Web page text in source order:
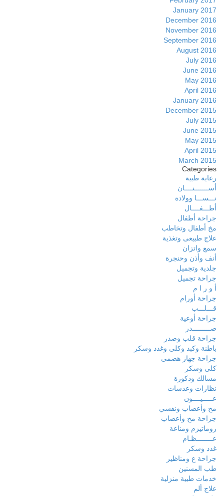
January 2017
December 2016
November 2016
September 2016
August 2016
July 2016
June 2016
May 2016
April 2016
January 2016
December 2015
July 2015
June 2015
May 2015
April 2015
March 2015
Categories
رعاية طبية
أســـــــنــــان
نـــســـا وولادة
أطـــفــــال
جراحة أطفال
مخ أطفال وتخاطب
علاج طبيعى وتغذية
سمع واتزان
أنف وأذن وحنجرة
جلدية وتجميل
جراحة تجميل
أ و ر ا م
جراحة أورام
قـــلـــب
جراحة أوعية
صـــــــــدر
جراحة قلب وصدر
باطنة وكبد وكلى وغدد وسكر
جراحة جهاز هضمي
كلى وسكر
مسالك وذكورة
نظارات وعدسات
عـــــيــــون
مخ وأعصاب ونفسي
جراحة مخ وأعصاب
روماتيزم ومناعة
عــــــــظـام
غدد وسكر
جراحة ع ومناظير
طب المسنين
خدمات طبية منزلية
علاج ألم